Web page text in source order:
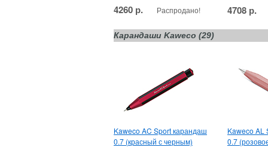
4260 р. Распродано! 4708 р.
Карандаши Kaweco (29)
Kaweco AC Sport карандаш
0.7 (красный с черным)
Kaweco AL
0.7